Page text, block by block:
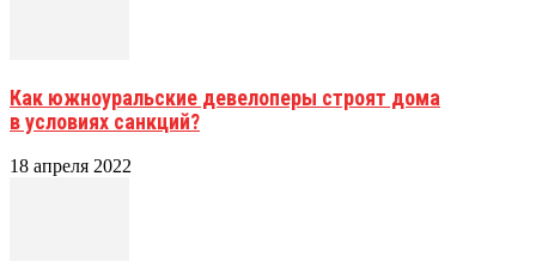
Как южноуральские девелоперы строят дома
в условиях санкций?
18 апреля 2022